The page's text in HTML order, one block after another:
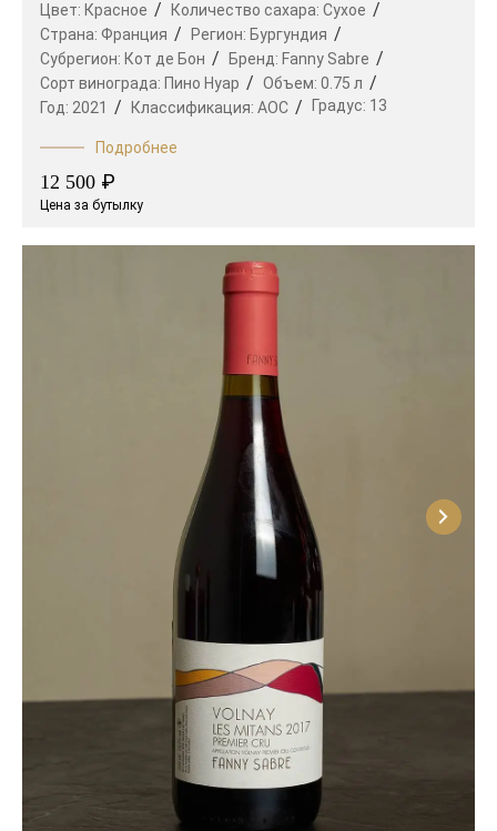
Цвет: Красное Количество сахара: Сухое
Страна: Франция Регион: Бургундия
Субрегион: Кот де Бон Бренд: Fanny Sabre
Сорт винограда: Пино Нуар Объем: 0.75 л
Год: 2021 Классификация: AOC Градус: 13
Подробнее
12 500 ₽
Цена за бутылку